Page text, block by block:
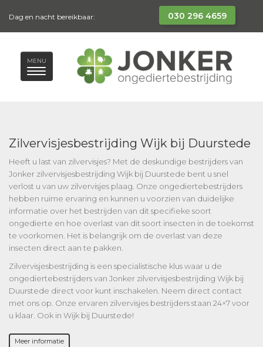
Dag en nacht bereikbaar: 030 296 4659
MENU
Zilvervisjesbestrijding Wijk bij Duurstede
Heeft u last van zilvervisjes? Met de deskundige bestrijders van
Jonker zilvervisjesbestrijding Wijk bij Duurstede bent u snel
verlost u van uw zilvervisjes plaag. Onze ongediertebestrijders
hebben ruime ervaring en kunnen u voorzien van duidelijke
informatie over het bestrijden van dit specifieke soort
ongedierte en hoe overlast van dit soort insecten in de toekomst
te voorkomen. Het is belangrijk om de overlast van deze
insecten direct aan te pakken.
Zilvervisjesbestrijding is een specialistische klus waar u de
ongediertebestrijders van Jonker zilvervisjesbestrijding Wijk bij
Duurstede direct voor kunt inschakelen. Neem direct contact
met ons op. Onze ervaren zilvervisjes bestrijders staan 24×7 voor
u klaar. Ook in Wijk bij Duurstede!
Meer informatie